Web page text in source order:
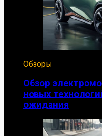
Обзоры
Обзор
новых
ожидания